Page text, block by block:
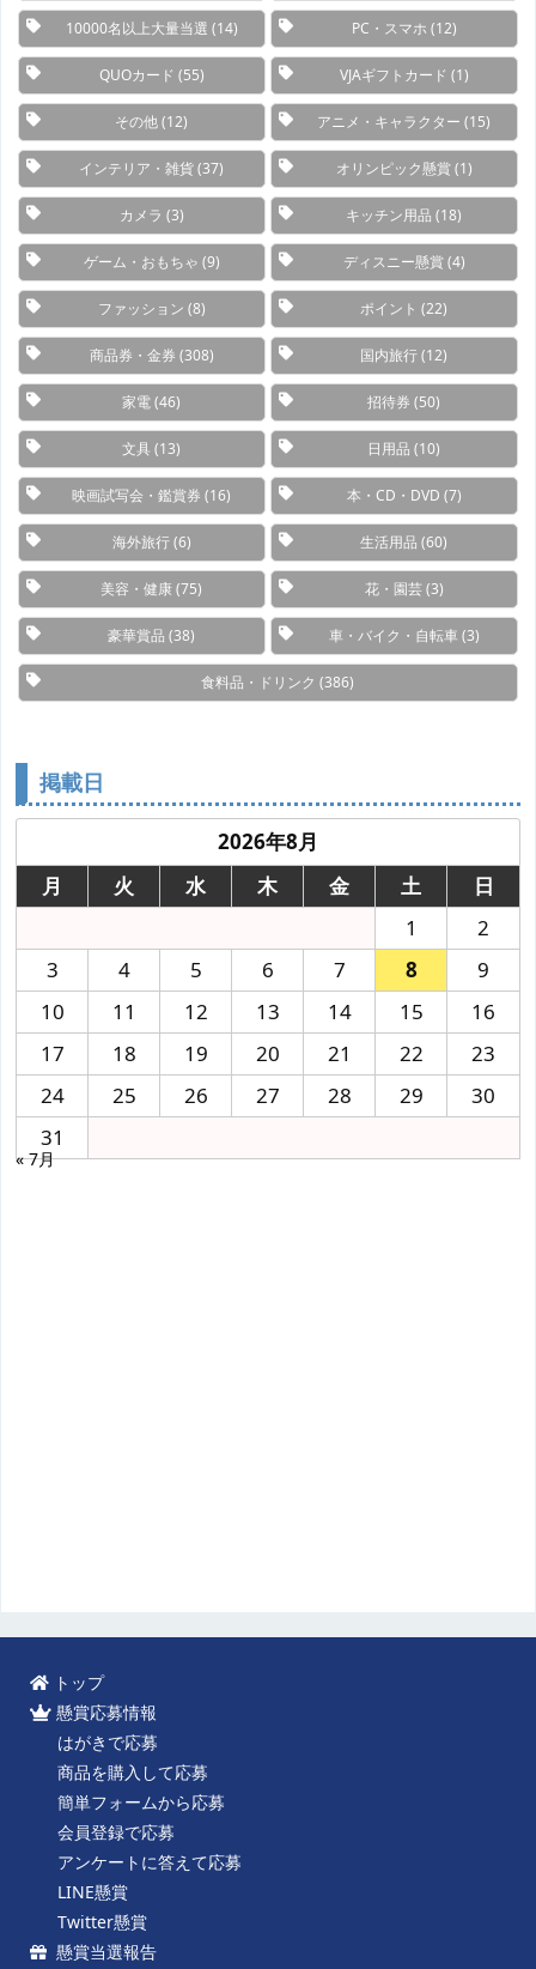
10000名以上大量当選 (14) PC・スマホ (12)
QUOカード (55) VJAギフトカード (1)
その他(12) アニメ・キャラクター (15)
インテリア・雑貨(37) オリンピック懸賞(1)
カメラ (3) キッチン用品 (18)
ゲーム・おもちゃ (9) ディスニー懸賞(4)
ファッション (8) ポイント (22)
商品券・金券 (308) 国内旅行(12)
家電(46) 招待券 (50)
文具 (13) 日用品 (10)
映画試写会・鑑賞券 (16) 本・CD・DVD (7)
海外旅行(6) 生活用品 (60)
美容・健康(75) 花・園芸(3)
豪華賞品 (38) 車・バイク・自転車(3)
食料品・ドリンク (386)
掲載日
2026年8月
月
火 水 木 金 土
日
1
2
3
4 5 6 7 8
9
10
11 12 13 14 15
16
17
18 19 20 21 22
23
24
25 26 27 28 29
30
31
« 7月
トップ
懸賞応募情報
はがきで応募
商品を購入して応募
簡単フォームから応募
会員登録で応募
アンケートに答えて応募
LINE懸賞
Twitter懸賞
懸賞当選報告